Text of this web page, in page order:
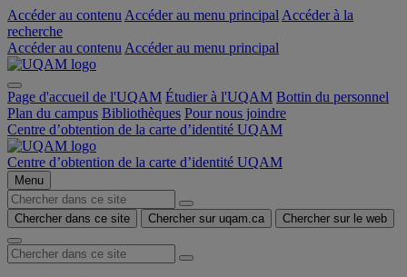
Accéder au contenu Accéder au menu principal Accéder à la
recherche
Accéder au contenu Accéder au menu principal
Page d'accueil de l'UQAM Étudier à l'UQAM Bottin du personnel
Plan du campus Bibliothèques Pour nous joindre
Centre d’obtention de la carte d’identité UQAM
Centre d’obtention de la carte d’identité UQAM
Menu
Chercher dans ce site Chercher sur uqam.ca Chercher sur le web